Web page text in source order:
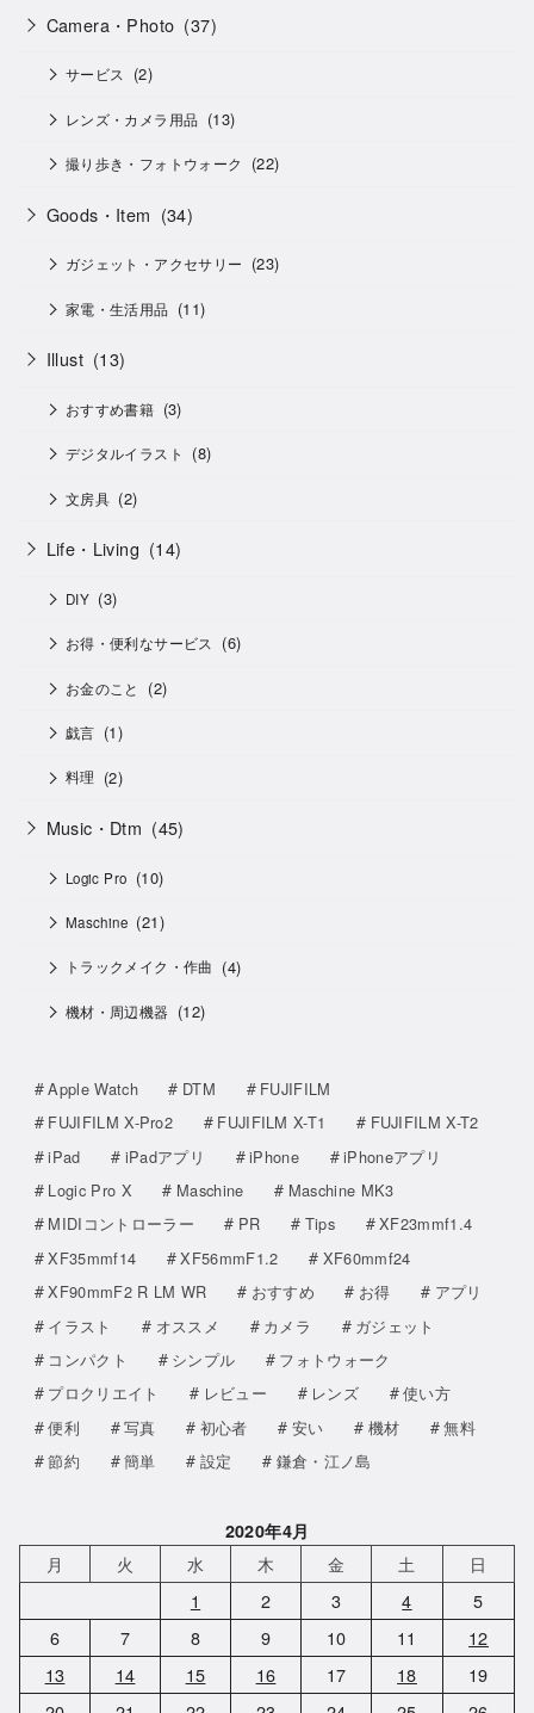
Camera・Photo (37)
サービス (2)
レンズ・カメラ用品 (13)
撮り歩き・フォトウォーク (22)
Goods・Item (34)
ガジェット・アクセサリー (23)
家電・生活用品 (11)
Illust (13)
おすすめ書籍 (3)
デジタルイラスト (8)
文房具 (2)
Life・Living (14)
DIY (3)
お得・便利なサービス (6)
お金のこと (2)
戯言 (1)
料理 (2)
Music・Dtm (45)
Logic Pro (10)
Maschine (21)
トラックメイク・作曲 (4)
機材・周辺機器 (12)
Apple Watch DTM
FUJIFILM
FUJIFILM X-Pro2
FUJIFILM X-T1
FUJIFILM X-T2
iPad
iPadアプリ iPhone
iPhoneアプリ
Logic Pro X
Maschine
Maschine MK3
MIDIコントローラー
PR Tips
XF23mmf1.4
XF35mmf14
XF56mmF1.2
XF60mmf24
XF90mmF2 R LM WR
おすすめ お得
アプリ
イラスト
オススメ カメラ
ガジェット
コンパクト
シンプル
フォトウォーク
プロクリエイト
レビュー レンズ
使い方
便利
写真 初心者 安い 機材
無料
節約
簡単 設定 鎌倉・江ノ島
2020年4月
月 火 水 木 金 土
日
1
2 3 4
5
6
7 8 9 10 11
12
13
14 15 16 17 18
19